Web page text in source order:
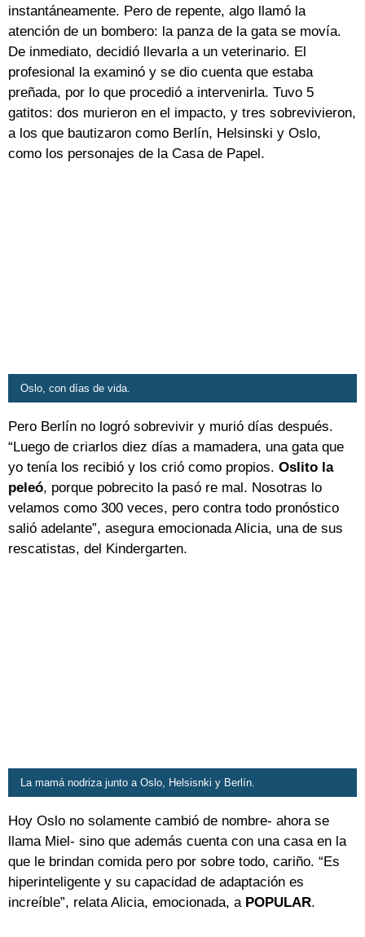
instantáneamente. Pero de repente, algo llamó la
atención de un bombero: la panza de la gata se movía.
De inmediato, decidió llevarla a un veterinario. El
profesional la examinó y se dio cuenta que estaba
preñada, por lo que procedió a intervenirla. Tuvo 5
gatitos: dos murieron en el impacto, y tres sobrevivieron,
a los que bautizaron como Berlín, Helsinski y Oslo,
como los personajes de la Casa de Papel.
Oslo, con días de vida.
Pero Berlín no logró sobrevivir y murió días después.
“Luego de criarlos diez días a mamadera, una gata que
yo tenía los recibió y los crió como propios. Oslito la
peleó, porque pobrecito la pasó re mal. Nosotras lo
velamos como 300 veces, pero contra todo pronóstico
salió adelante”, asegura emocionada Alicia, una de sus
rescatistas, del Kindergarten.
La mamá nodriza junto a Oslo, Helsisnki y Berlín.
Hoy Oslo no solamente cambió de nombre- ahora se
llama Miel- sino que además cuenta con una casa en la
que le brindan comida pero por sobre todo, cariño. “Es
hiperinteligente y su capacidad de adaptación es
increíble”, relata Alicia, emocionada, a POPULAR.